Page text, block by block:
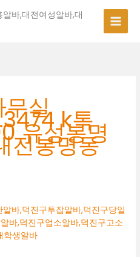
바,대전여성알바,대
무실 k톡
유성봉명
전봉명동